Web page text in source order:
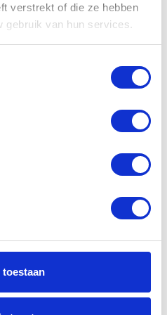
verstrekt of die ze hebben
gebruik van hun services.
-21%
Bering Chrome
€95,00
was:
€75,00
is: